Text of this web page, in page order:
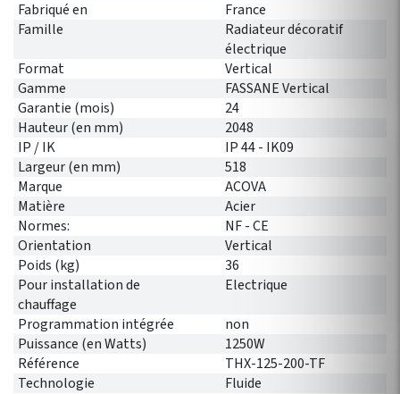
Fabriqué en
France
Famille
Radiateur décoratif
électrique
Format
Vertical
Gamme
FASSANE Vertical
Garantie (mois)
24
Hauteur (en mm)
2048
IP / IK
IP 44 - IK09
Largeur (en mm)
518
Marque
ACOVA
Matière
Acier
Normes:
NF - CE
Orientation
Vertical
Poids (kg)
36
Pour installation de
chauffage
Electrique
Programmation intégrée
non
Puissance (en Watts)
1250W
Référence
THX-125-200-TF
Technologie
Fluide